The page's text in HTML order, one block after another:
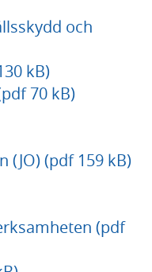
och
kB)
70 kB)
(JO) (pdf 159 kB)
(pdf